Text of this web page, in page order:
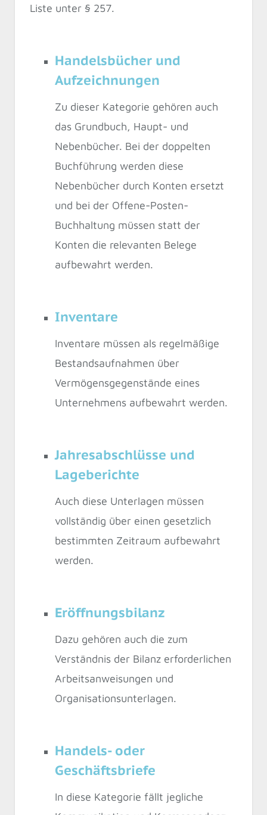
Liste unter § 257.
Handelsbücher und
Aufzeichnungen
Zu dieser Kategorie gehören auch
das Grundbuch, Haupt- und
Nebenbücher. Bei der doppelten
Buchführung werden diese
Nebenbücher durch Konten ersetzt
und bei der Offene-Posten-
Buchhaltung müssen statt der
Konten die relevanten Belege
aufbewahrt werden.
Inventare
Inventare müssen als regelmäßige
Bestandsaufnahmen über
Vermögensgegenstände eines
Unternehmens aufbewahrt werden.
Jahresabschlüsse und
Lageberichte
Auch diese Unterlagen müssen
vollständig über einen gesetzlich
bestimmten Zeitraum aufbewahrt
werden.
Eröffnungsbilanz
Dazu gehören auch die zum
Verständnis der Bilanz erforderlichen
Arbeitsanweisungen und
Organisationsunterlagen.
Handels- oder
Geschäftsbriefe
In diese Kategorie fällt jegliche